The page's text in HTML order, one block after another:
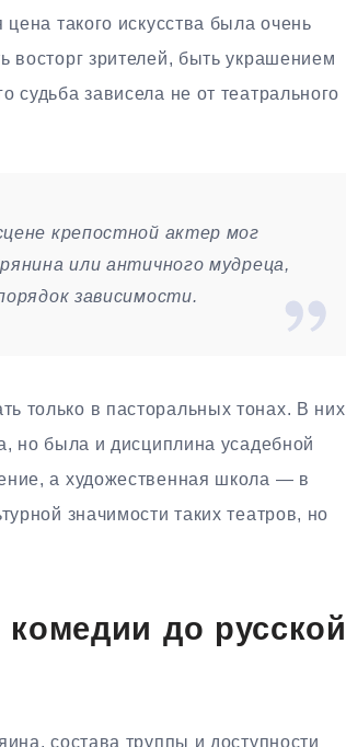
такого искусства была очень
восторг зрителей, быть украшением
зависела не от театрального
крепостной актер мог
или античного мудреца,
зависимости.
только в пасторальных тонах. В них
но была и дисциплина усадебной
а художественная школа — в
значимости таких театров, но
комедии до русской
состава труппы и доступности